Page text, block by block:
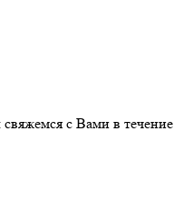
с Вами в течение